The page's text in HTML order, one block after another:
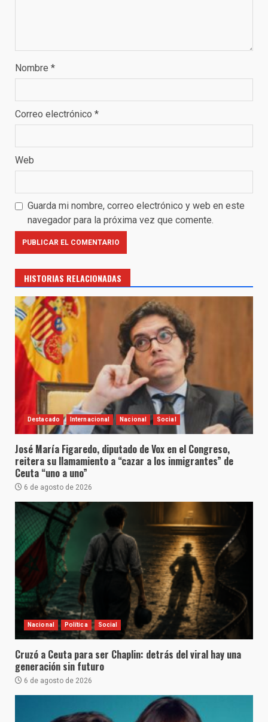
Nombre *
Correo electrónico *
Web
Guarda mi nombre, correo electrónico y web en este
navegador para la próxima vez que comente.
HISTORIAS RELACIONADAS
Destacado Internacional Nacional Social
José María Figaredo, diputado de Vox en el Congreso,
reitera su llamamiento a “cazar a los inmigrantes” de
Ceuta “uno a uno”
6 de agosto de 2026
Nacional Política Social
Cruzó a Ceuta para ser Chaplin: detrás del viral hay una
generación sin futuro
6 de agosto de 2026